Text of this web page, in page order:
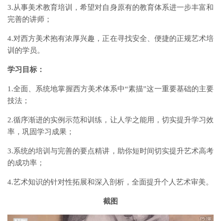
3.从事美术教育培训，希望对自身原有的教育体系进一步丰富和
完善的讲师；
4.对西方美术抱有浓厚兴趣，正在寻找安全、便捷的正规艺术培
训的学员。
学习目标：
1.全面、系统地掌握西方美术体系中“素描”这一重要基础的主要
技法；
2.循序渐进的实例示范和训练，让人学之能用，切实提升学习效
率，巩固学习成果；
3.系统的培训与完善的要点精讲，助你短时间切实提升艺术高考
的成功率；
4.艺术知识的针对性拓展和深入剖析，全面提升个人艺术审美。
截图